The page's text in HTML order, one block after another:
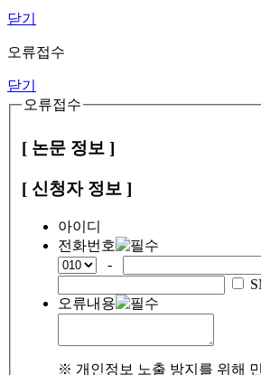
닫기
오류접수
닫기
오류접수
[ 논문 정보 ]
[ 신청자 정보 ]
아이디
전화번호
-
오류내용
※ 개인정보 노출 방지를 위해